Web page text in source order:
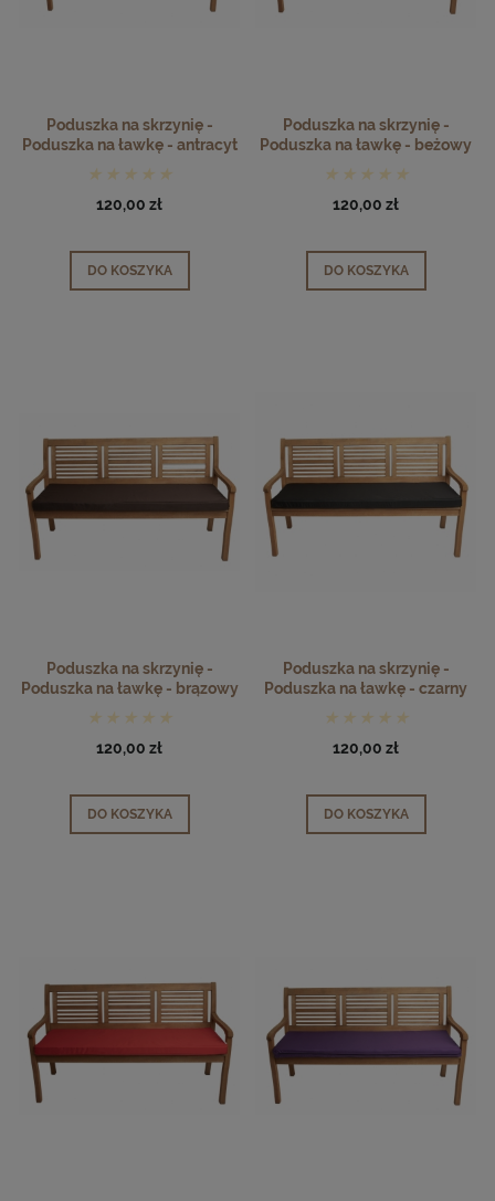
Poduszka na skrzynię -
Poduszka na ławkę - antracyt
120,00 zł
DO KOSZYKA
Poduszka na skrzynię -
Poduszka na ławkę - beżowy
120,00 zł
DO KOSZYKA
Poduszka na skrzynię -
Poduszka na ławkę - brązowy
120,00 zł
DO KOSZYKA
Poduszka na skrzynię -
Poduszka na ławkę - czarny
120,00 zł
DO KOSZYKA